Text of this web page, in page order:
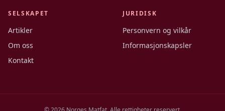
SELSKAPET
Artikler
Om oss
Kontakt
JURIDISK
Personvern og vilkår
Informasjonskapsler